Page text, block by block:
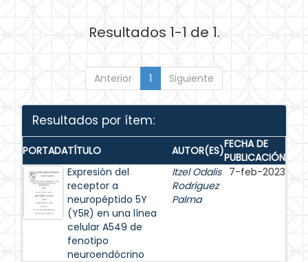
Resultados 1-1 de 1.
Anterior 1 Siguiente
Resultados por ítem:
PORTADATÍTULO AUTOR(ES)FECHA DE
PUBLICACIÓN
Expresión del
receptor a
neuropéptido 5Y
(Y5R) en una línea
celular A549 de
fenotipo
neuroendócrino
Itzel Odalis
Rodríguez
Palma
7-feb-2023